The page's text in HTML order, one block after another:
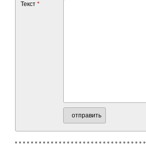
Текст *
отправить